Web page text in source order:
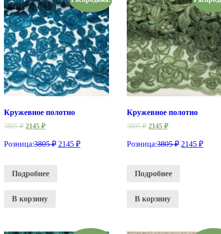
Кружевное полотно
3805₽ 2145 ₽
Розница:3805₽ 2145 ₽
Подробнее
В корзину
Кружевное полотно
3805₽ 2145₽
Розница:3805₽ 2145₽
Подробнее
В корзину